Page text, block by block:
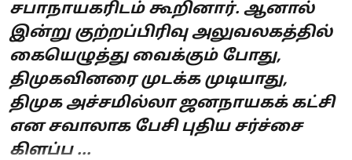
சபாநாயகரிடம் கூறினார். ஆனால்
இன்று குற்றப்பிரிவு அலுவலகத்தில்
கையெழுத்து வைக்கும் போது,
திமுகவினரை முடக்க முடியாது,
திமுக அச்சமில்லா ஜனநாயகக் கட்சி
என சவாலாக பேசி புதிய சர்ச்சை
கிளப்ப ...